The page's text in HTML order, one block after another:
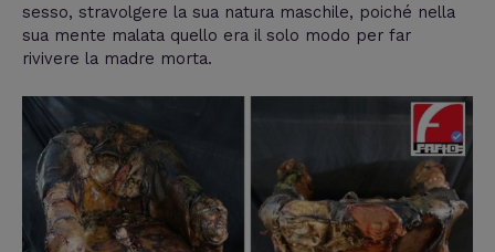
sesso, stravolgere la sua natura maschile, poiché nella
sua mente malata quello era il solo modo per far
rivivere la madre morta.